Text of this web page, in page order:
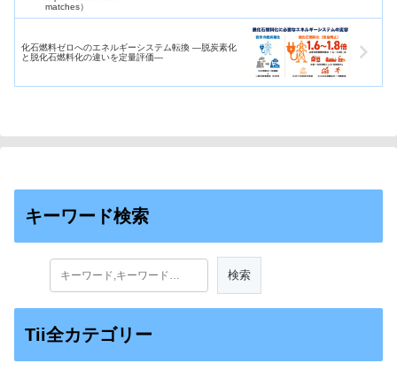
化石燃料ゼロへのエネルギーシステム転換 ―脱炭素化
と脱化石燃料化の違いを定量評価―
キーワード検索
Tii全カテゴリー